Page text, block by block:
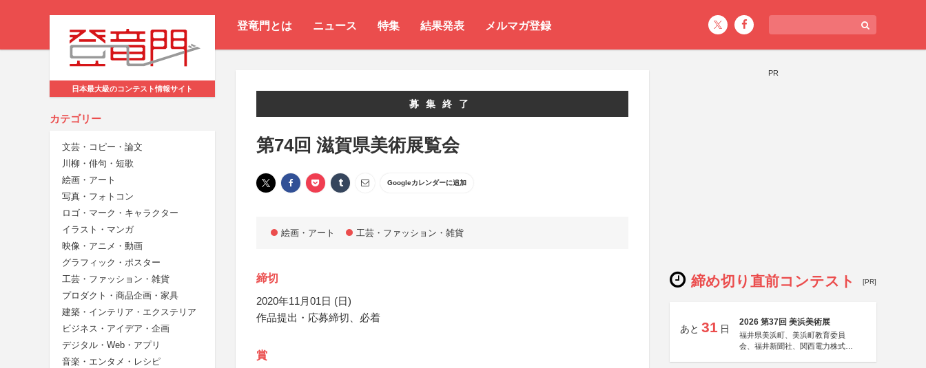
登竜門とは ニュース 特集 結果発表 メルマガ登録
日本最大級のコンテスト情報サイト
カテゴリー
文芸・コピー・論文
川柳・俳句・短歌
絵画・アート
写真・フォトコン
ロゴ・マーク・キャラクター
イラスト・マンガ
映像・アニメ・動画
グラフィック・ポスター
工芸・ファッション・雑貨
プロダクト・商品企画・家具
建築・インテリア・エクステリア
ビジネス・アイデア・企画
デジタル・Web・アプリ
音楽・エンタメ・レシピ
募集終了
第74回 滋賀県美術展覧会
Googleカレンダーに追加
絵画・アート 工芸・ファッション・雑貨
締切
2020年11月01日 (日)
作品提出・応募締切、必着
賞
PR
締め切り直前コンテスト [PR]
あと 31 日
2026 第37回 美浜美術展
福井県美浜町、美浜町教育委員
会、福井新聞社、関西電力株式会